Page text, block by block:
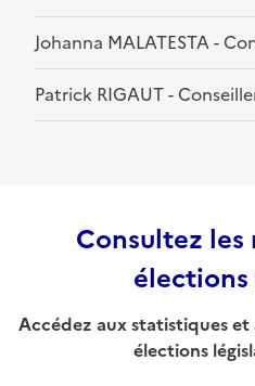
Johanna MALATESTA -
Patrick RIGAUT -
Consultez les
élections
Accédez aux statistiques
élections